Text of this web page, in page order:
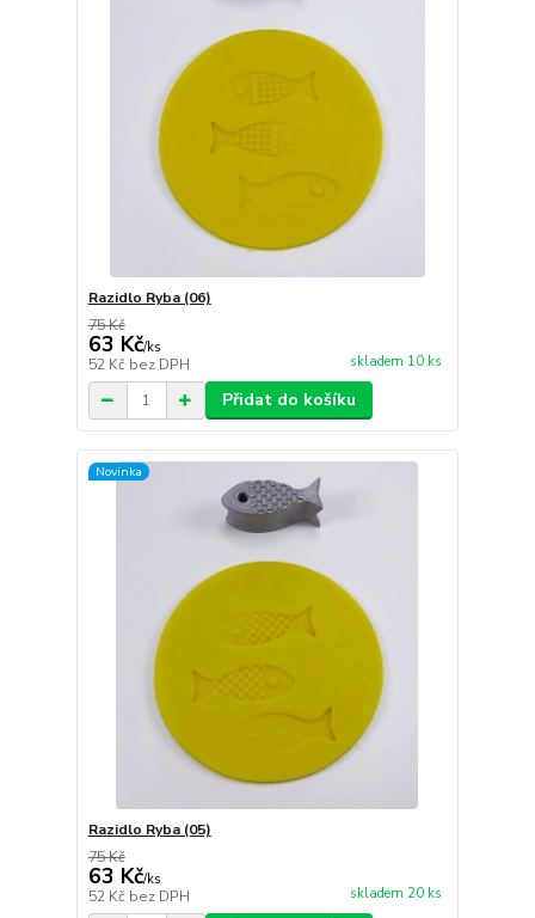
Razidlo Ryba (06)
75 Kč
63 Kč/ks
52 Kč bez DPH skladem 10 ks
Přidat do košíku
Novinka
Razidlo Ryba (05)
75 Kč
63 Kč/ks
52 Kč bez DPH skladem 20 ks